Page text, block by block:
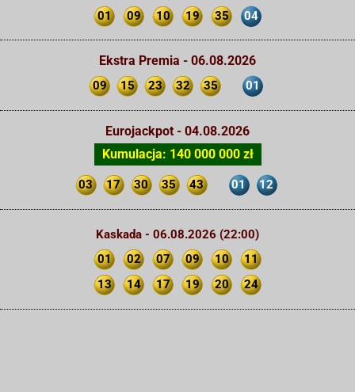
01 09 10 19 35 04
Ekstra Premia - 06.08.2026
09 15 23 32 35 01
Eurojackpot - 04.08.2026
Kumulacja: 140 000 000 zł
03 17 30 35 43 01 12
Kaskada - 06.08.2026 (22:00)
01
02 07 09 10
11
13
14 17 19 20 24